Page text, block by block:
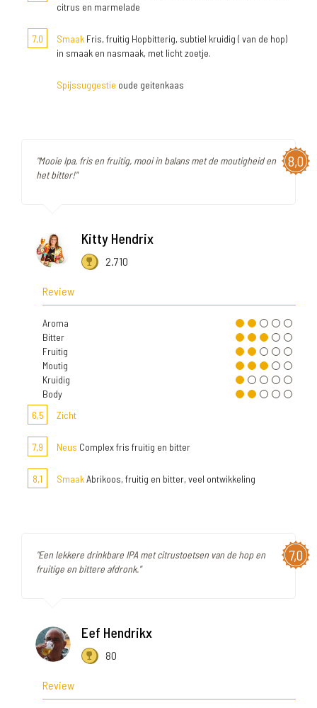
citrus en marmelade
7,0 Smaak Fris, fruitig Hopbitterig, subtiel kruidig ( van de hop)
in smaak en nasmaak, met licht zoetje.
Spijssuggestie oude geitenkaas
8,0
"Mooie Ipa, fris en fruitig, mooi in balans met de moutigheid en
het bitter!"
Kitty Hendrix
2.710
Review
Aroma
Bitter
Fruitig
Moutig
Kruidig
Body
6,5
Zicht
7,9 Neus Complex fris fruitig en bitter
8,1 SmaakAbrikoos, fruitig en bitter, veel ontwikkeling
7,0
"Een lekkere drinkbare IPA met citrustoetsen van de hop en
fruitige en bittere afdronk."
Eef Hendrikx
80
Review